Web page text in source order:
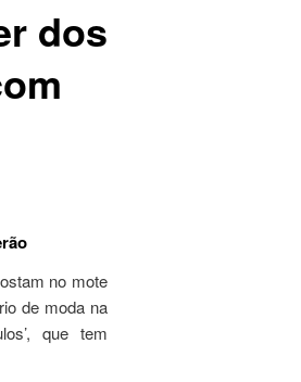
dos
no mote
de moda na
que tem